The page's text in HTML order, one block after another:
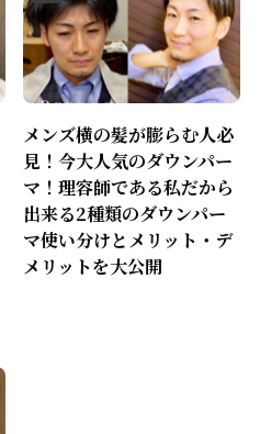
メンズ横の髪が膨らむ人必
見！今大人気のダウンパー
マ！理容師である私だから
出来る2種類のダウンパー
マ使い分けとメリット・デ
メリットを大公開